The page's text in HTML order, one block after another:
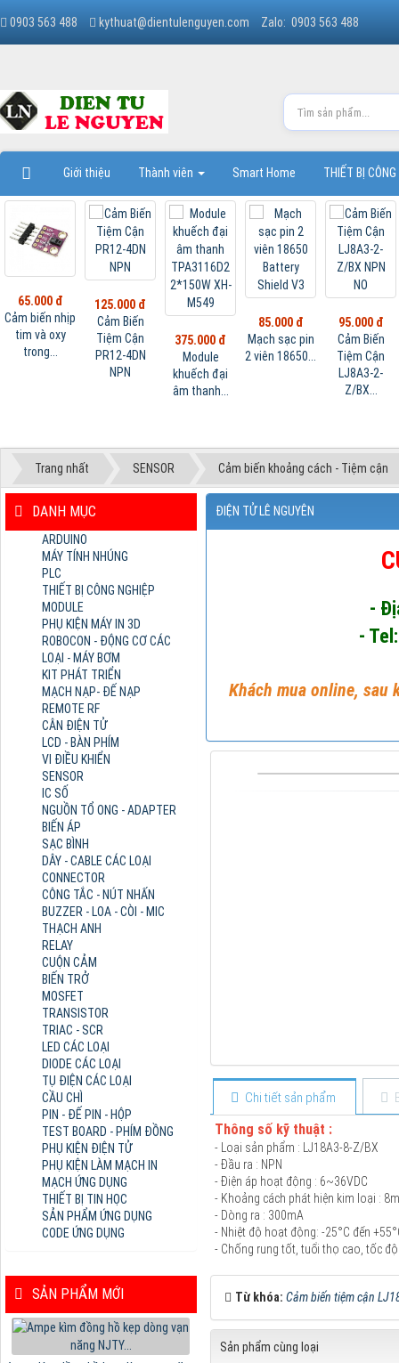
0903 563 488 kythuat@dientulenguyen.com Zalo: 0903 563 488
Giới thiệu Thành viên Smart Home THIẾT BỊ
65.000 đ
Cảm biến nhịp
tim và oxy
trong...
125.000 đ
Cảm Biến
Tiệm Cận
PR12-4DN
NPN
375.000 đ
Module
khuếch đại
âm thanh...
85.000 đ
Mạch sạc pin
2 viên 18650...
95.000 đ
Cảm Biến
Tiệm Cận
LJ8A3-2-
Z/BX...
Trang nhất SENSOR Cảm biến khoảng cách - Tiệm cận
ĐIỆN TỬ LÊ NGUYÊN
-
-
Khách mua online, sau
Chi tiết sản phẩm
Thông số kỹ thuật :
- Loại sản phẩm : LJ18A3-8-Z/BX
- Đầu ra : NPN
- Điện áp hoạt động : 6~36VDC
- Khoảng cách phát hiện kim loại :
- Dòng ra : 300mA
- Nhiệt độ hoạt động: -25°C đến
- Chống rung tốt, tuổi thọ cao, tốc
Từ khóa: Cảm biến tiệm cận
Sản phẩm cùng loại
DANH MỤC
ARDUINO
MÁY TÍNH NHÚNG
PLC
THIẾT BỊ CÔNG NGHIỆP
MODULE
PHỤ KIỆN MÁY IN 3D
ROBOCON - ĐỘNG CƠ CÁC
LOẠI - MÁY BƠM
KIT PHÁT TRIỂN
MẠCH NẠP- ĐẾ NẠP
REMOTE RF
CÂN ĐIỆN TỬ
LCD - BÀN PHÍM
VI ĐIỀU KHIỂN
SENSOR
IC SỐ
NGUỒN TỔ ONG - ADAPTER
BIẾN ÁP
SẠC BÌNH
DÂY - CABLE CÁC LOẠI
CONNECTOR
CÔNG TẮC - NÚT NHẤN
BUZZER - LOA - CÒI - MIC
THẠCH ANH
RELAY
CUỘN CẢM
BIẾN TRỞ
MOSFET
TRANSISTOR
TRIAC - SCR
LED CÁC LOẠI
DIODE CÁC LOẠI
TỤ ĐIỆN CÁC LOẠI
CẦU CHÌ
PIN - ĐẾ PIN - HỘP
TEST BOARD - PHÍM ĐỒNG
PHỤ KIỆN ĐIỆN TỬ
PHỤ KIỆN LÀM MẠCH IN
MẠCH ỨNG DỤNG
THIẾT BỊ TIN HỌC
SẢN PHẨM ỨNG DỤNG
CODE ỨNG DỤNG
SẢN PHẨM MỚI